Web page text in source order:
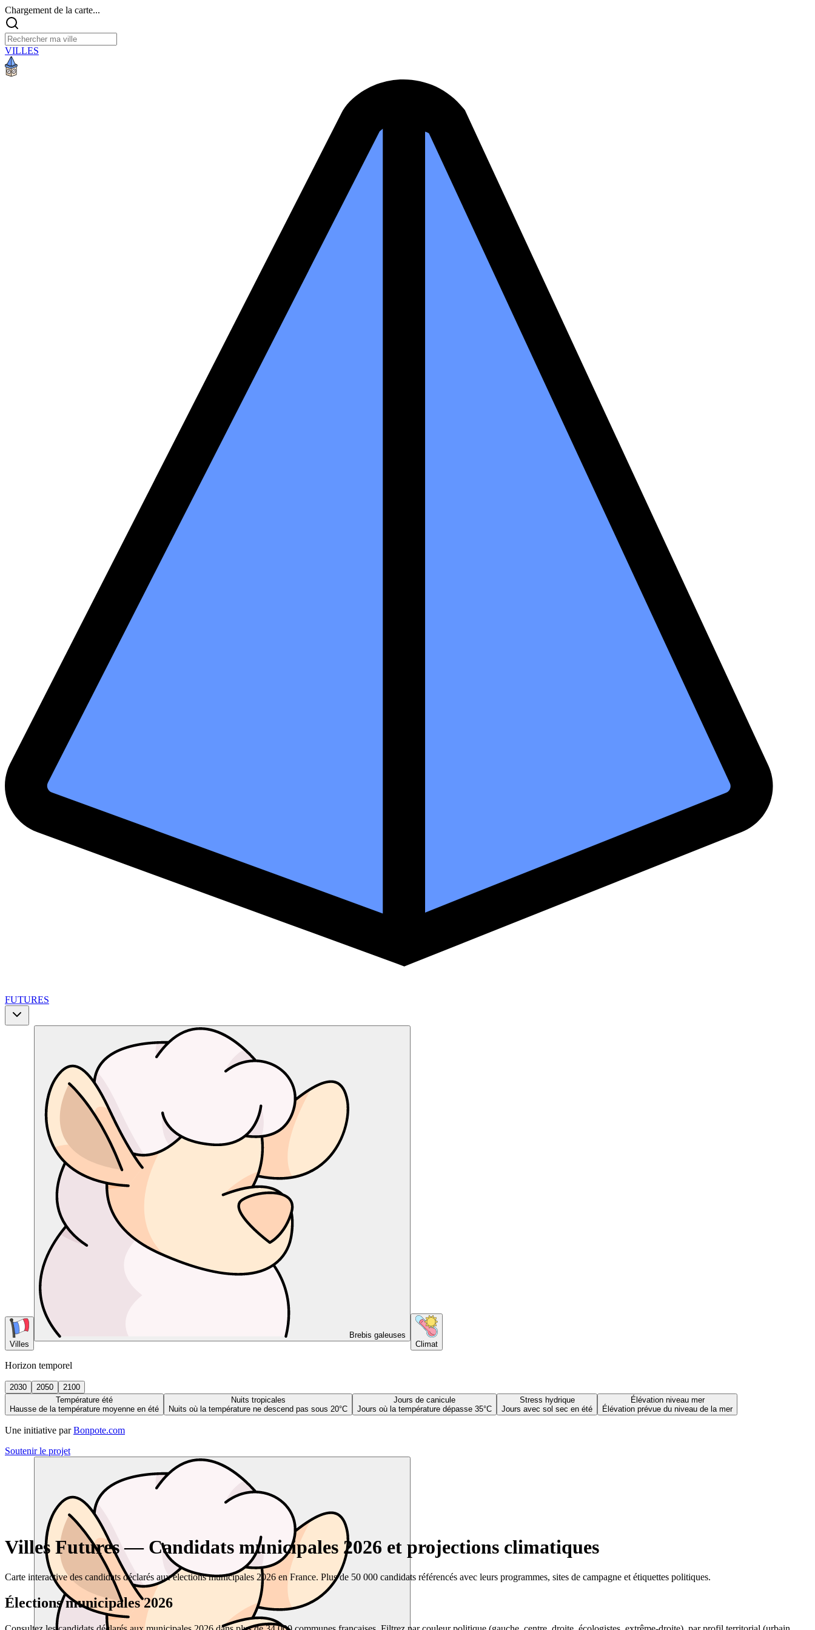
Chargement de la carte...
VILLES
FUTURES
Villes
Brebis galeuses
Climat
Horizon temporel
2030 2050
2100
Température été
Hausse de la température moyenne en été
Nuits tropicales
Nuits où la température ne descend pas sous 20°C
Jours de canicule
Jours où la température dépasse 35°C
Stress hydrique
Jours avec sol sec en été
Élévation niveau mer
Élévation prévue du niveau de la mer
Une initiative par Bonpote.com
Soutenir le projet
Villes Futures — Candidats municipales 2026 et projections climatiques
Carte interactive des candidats déclarés aux élections municipales 2026 en France. Plus de 50 000 candidats référencés avec leurs programmes, sites de campagne et étiquettes politiques.
Élections municipales 2026